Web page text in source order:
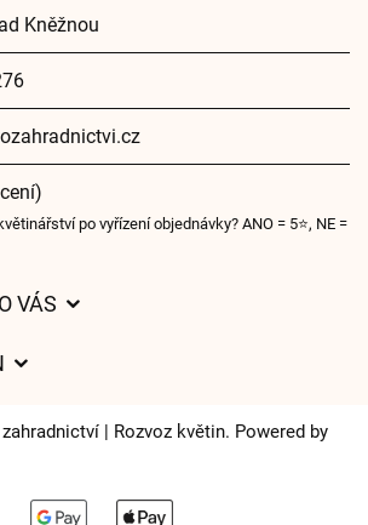
Kněžnou
po vyřízení objednávky? ANO = 5⭐, NE =
VÁS
– přehled možností
| Rozvoz květin. Powered by